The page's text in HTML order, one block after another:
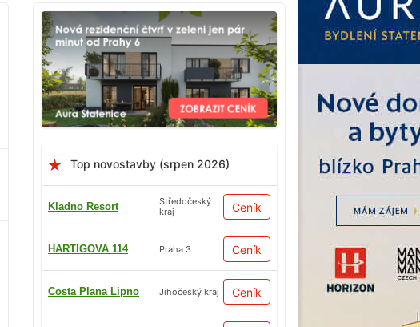
Top novostavby (srpen 2026)
Kladno Resort
Středočeský
kraj
Ceník
HARTIGOVA 114 Praha 3 Ceník
Costa Plana Lipno Jihočeský kraj Ceník